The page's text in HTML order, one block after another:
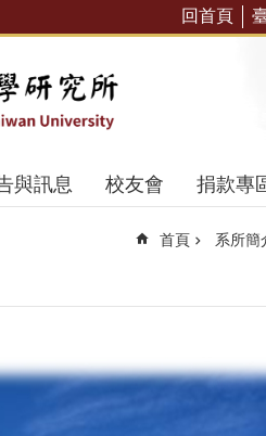
回首頁
與訊息 校友會 捐款專
首頁 系所簡